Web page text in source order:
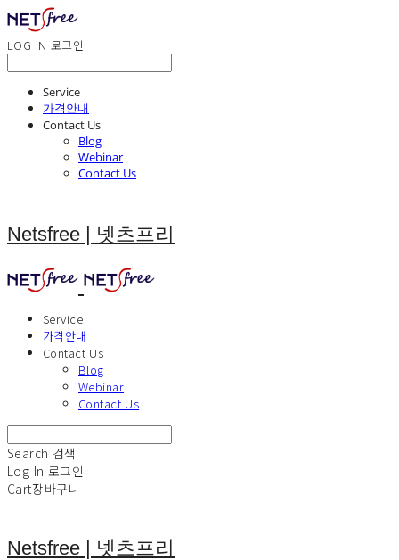
LOG IN 로그인
Service
가격안내
Contact Us
Blog
Webinar
Contact Us
Netsfree | 넷츠프리
Service
가격안내
Contact Us
Blog
Webinar
Contact Us
Search 검색
Log In 로그인
Cart장바구니
Netsfree | 넷츠프리